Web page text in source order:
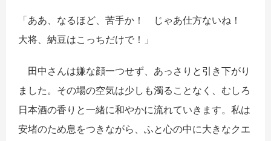
「ああ、なるほど、苦手か！ じゃあ仕方ないね！
大将、納豆はこっちだけで！」
田中さんは嫌な顔一つせず、あっさりと引き下がり
ました。その場の空気は少しも濁ることなく、むしろ
日本酒の香りと一緒に和やかに流れていきます。私は
安堵のため息をつきながら、ふと心の中に大きなクエ